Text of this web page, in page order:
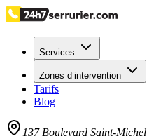
Services
Zones d’intervention
Tarifs
Blog
137 Boulevard Saint-Michel